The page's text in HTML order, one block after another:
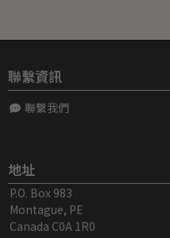
聯繫資訊
聯繫我們
地址
P.O. Box 983
Montague, PE
Canada C0A 1R0